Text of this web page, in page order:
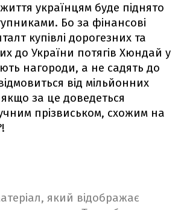
українцям буде піднято
Бо за фінансові
купівлі дорогезних та
до України потягів Хюндай у
нагороди, а не садять до
від мільйонних
якщо за це доведеться
прізвиськом, схожим на
який відображає